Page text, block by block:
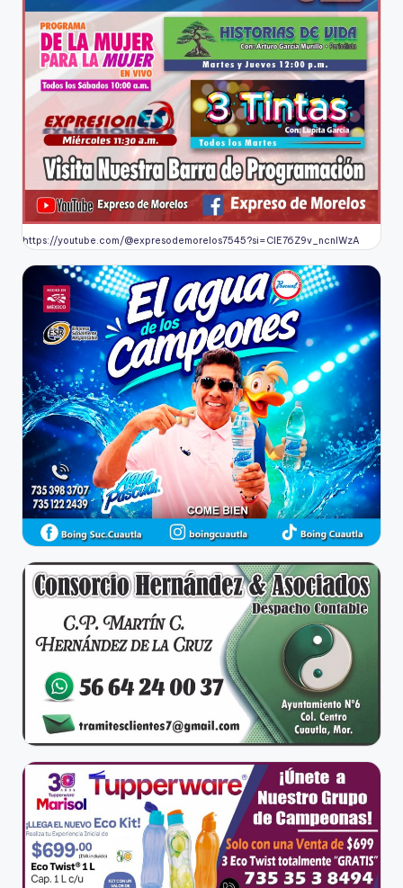
https://youtube.com/@expresodemorelos7545?si=CIE76Z9v_ncnlWzA